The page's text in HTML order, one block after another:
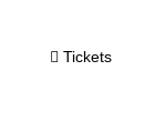
Tickets